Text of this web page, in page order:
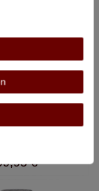
extra lang mit
- hellblau
€